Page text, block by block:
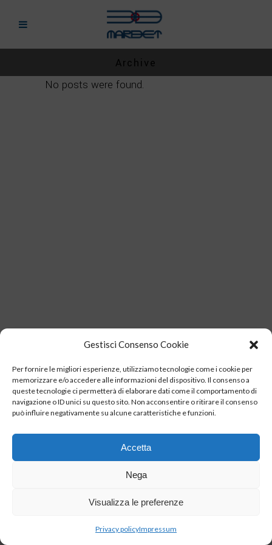
Gestisci Consenso Cookie
Per fornire le migliori esperienze, utilizziamo tecnologie come i cookie per
memorizzare e/o accedere alle informazioni del dispositivo. Il consenso a
queste tecnologie ci permetterà di elaborare dati come il comportamento di
navigazione o ID unici su questo sito. Non acconsentire o ritirare il consenso
può influire negativamente su alcune caratteristiche e funzioni.
Accetta
Nega
Visualizza le preferenze
Privacy policyImpressum
Archive
No posts were found.
–COOKIE POLICY